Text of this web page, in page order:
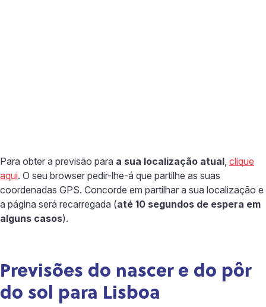
Para obter a previsão para a sua localização atual, clique
aqui. O seu browser pedir-lhe-á que partilhe as suas
coordenadas GPS. Concorde em partilhar a sua localização e
a página será recarregada (até 10 segundos de espera em
alguns casos).
Previsões do nascer e do pôr
do sol para Lisboa